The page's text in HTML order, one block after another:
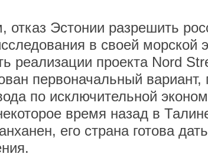
отказ Эстонии разрешить
в своей морской
реализации проекта Nord
первоначальный
по исключительной
время назад в
его страна готова